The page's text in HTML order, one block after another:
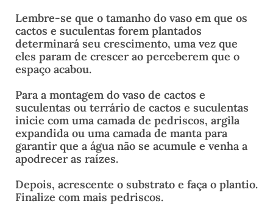
Lembre-se que o tamanho do vaso em que os
cactos e suculentas forem plantados
determinará seu crescimento, uma vez que
eles param de crescer ao perceberem que o
espaço acabou.
Para a montagem do vaso de cactos e
suculentas ou terrário de cactos e suculentas
inicie com uma camada de pedriscos, argila
expandida ou uma camada de manta para
garantir que a água não se acumule e venha a
apodrecer as raízes.
Depois, acrescente o substrato e faça o plantio.
Finalize com mais pedriscos.